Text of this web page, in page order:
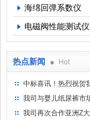
海绵回弹系数仪
电磁阀性能测试仪
热点新闻 Hot
中标喜讯！热烈祝贺
标！
我司与婴儿纸尿裤市
名的全日美实业合作
我司再次合作亚洲Z